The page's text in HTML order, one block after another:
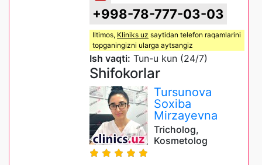
+998-78-777-03-03
Iltimos, Kliniks uz saytidan telefon raqamlarini
topganingizni ularga aytsangiz
Ish vaqti: Tun-u kun (24/7)
Shifokorlar
Tursunova
Soxiba
Mirzayevna
Tricholog,
Kosmetolog